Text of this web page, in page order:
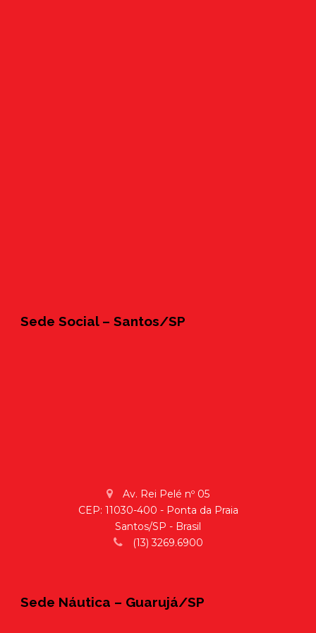
Sede Social – Santos/SP
Av. Rei Pelé nº 05
CEP: 11030-400 - Ponta da Praia
Santos/SP - Brasil
(13) 3269.6900
Sede Náutica – Guarujá/SP